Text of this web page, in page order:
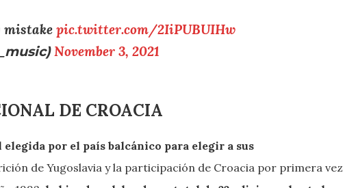
mistakepic.twitter.com/2IiPUBUIHw
November 3, 2021
DE CROACIA
por el país balcánico para elegir a sus
de Yugoslavia y la participación de Croacia por primera vez